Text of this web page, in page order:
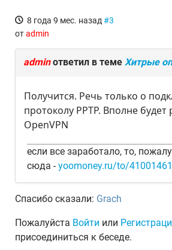
8 года 9 мес. назад #3
отadmin
adminответил в теме Хитрые
Получится. Речь только о
протоколу PPTP. Вполне будет
OpenVPN
если все заработало, то,
сюда -yoomoney.ru/to/
Спасибо сказали: Grach
Пожалуйста Войти или
присоединиться к беседе.